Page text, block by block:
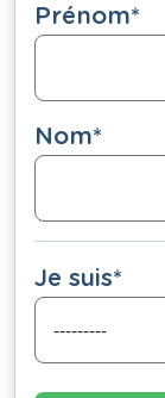
Prénom*
Nom*
Je suis*